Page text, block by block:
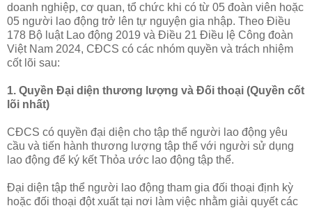
doanh nghiệp, cơ quan, tổ chức khi có từ 05 đoàn viên hoặc
05 người lao động trở lên tự nguyện gia nhập. Theo Điều
178 Bộ luật Lao động 2019 và Điều 21 Điều lệ Công đoàn
Việt Nam 2024, CĐCS có các nhóm quyền và trách nhiệm
cốt lõi sau:
1. Quyền Đại diện thương lượng và Đối thoại (Quyền cốt
lõi nhất)
CĐCS có quyền đại diện cho tập thể người lao động yêu
cầu và tiến hành thương lượng tập thể với người sử dụng
lao động để ký kết Thỏa ước lao động tập thể.
Đại diện tập thể người lao động tham gia đối thoại định kỳ
hoặc đối thoại đột xuất tại nơi làm việc nhằm giải quyết các